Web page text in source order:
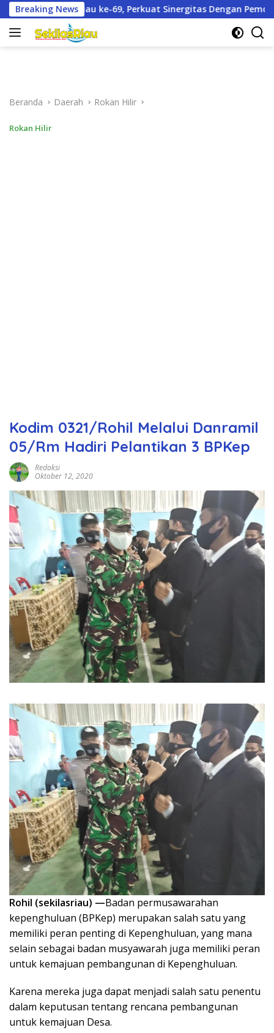
Langsung
ke
konten
Breaking News
Sinergitas Dengan Pemda Dandim 0321/Rohil
Beranda Daerah Rokan Hilir
Rokan Hilir
Kodim 0321/Rohil Melalui Danramil
05/Rm Hadiri Pelantikan 3 BPKep
Redaksi
Oktober 12, 2020
Rohil (sekilasriau) —Badan permusawarahan
kepenghuluan (BPKep) merupakan salah satu yang
memiliki peran penting di Kepenghuluan, yang mana
selain sebagai badan musyawarah juga memiliki peran
untuk kemajuan pembangunan di Kepenghuluan.
Karena mereka juga dapat menjadi salah satu penentu
dalam keputusan tentang rencana pembangunan
untuk kemajuan Desa.